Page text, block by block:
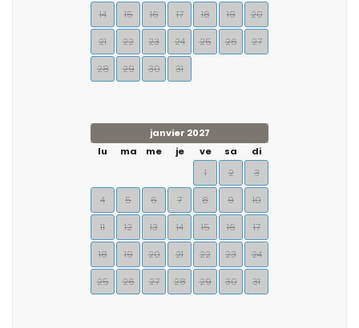
14 15 16 17 18 19 20
21 22 23 24 25 26 27
28 29 30 31
janvier 2027
lu
ma me je ve sa
di
1
2 3
4 5 6 7 8 9 10
11 12 13 14 15 16 17
18 19 20 21 22 23 24
25 26 27 28 29 30 31